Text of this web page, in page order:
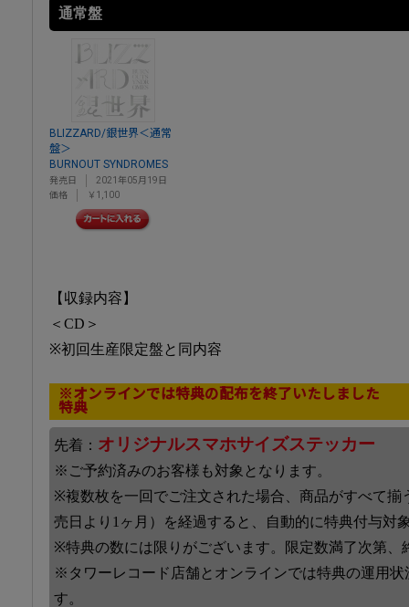
通常盤
BLIZZARD/銀世界＜通常
盤＞
BURNOUT SYNDROMES
発売日
2021年05月19日
価格
￥1,100
【収録内容】
＜CD＞
※初回生産限定盤と同内容
※オンラインでは特典の配布を終了いたしました
特典
先着： オリジナルスマホサイズステッカー
※ご予約済みのお客様も対象となります。
※複数枚を一回でご注文された場合、商品がすべて揃
売日より1ヶ月）を経過すると、自動的に特典付与対
※特典の数には限りがございます。限定数満了次第、
※タワーレコード店舗とオンラインでは特典の運用
す。